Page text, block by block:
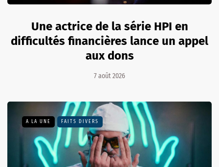
Une actrice de la série HPI en
difficultés financières lance un appel
aux dons
7 août 2026
A LA UNE FAITS DIVERS